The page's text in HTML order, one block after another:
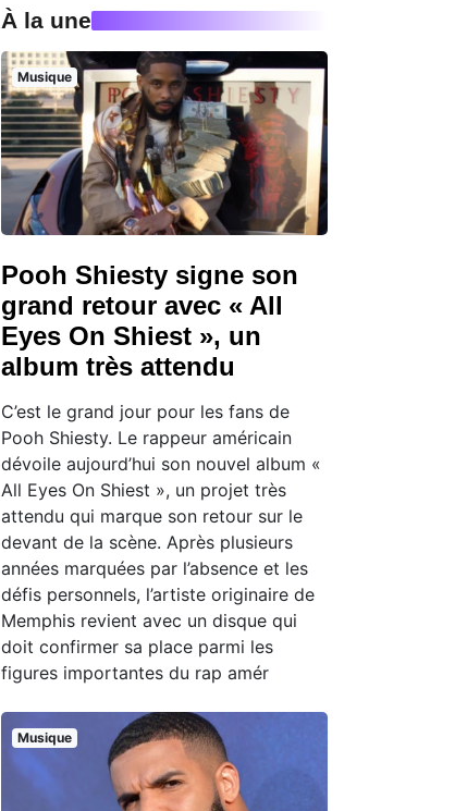
À la une
Musique
Pooh Shiesty signe son
grand retour avec « All
Eyes On Shiest », un
album très attendu
C’est le grand jour pour les fans de
Pooh Shiesty. Le rappeur américain
dévoile aujourd’hui son nouvel album «
All Eyes On Shiest », un projet très
attendu qui marque son retour sur le
devant de la scène. Après plusieurs
années marquées par l’absence et les
défis personnels, l’artiste originaire de
Memphis revient avec un disque qui
doit confirmer sa place parmi les
figures importantes du rap amér
Musique